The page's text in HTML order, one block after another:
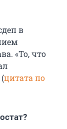
в
«То, что
цитата по